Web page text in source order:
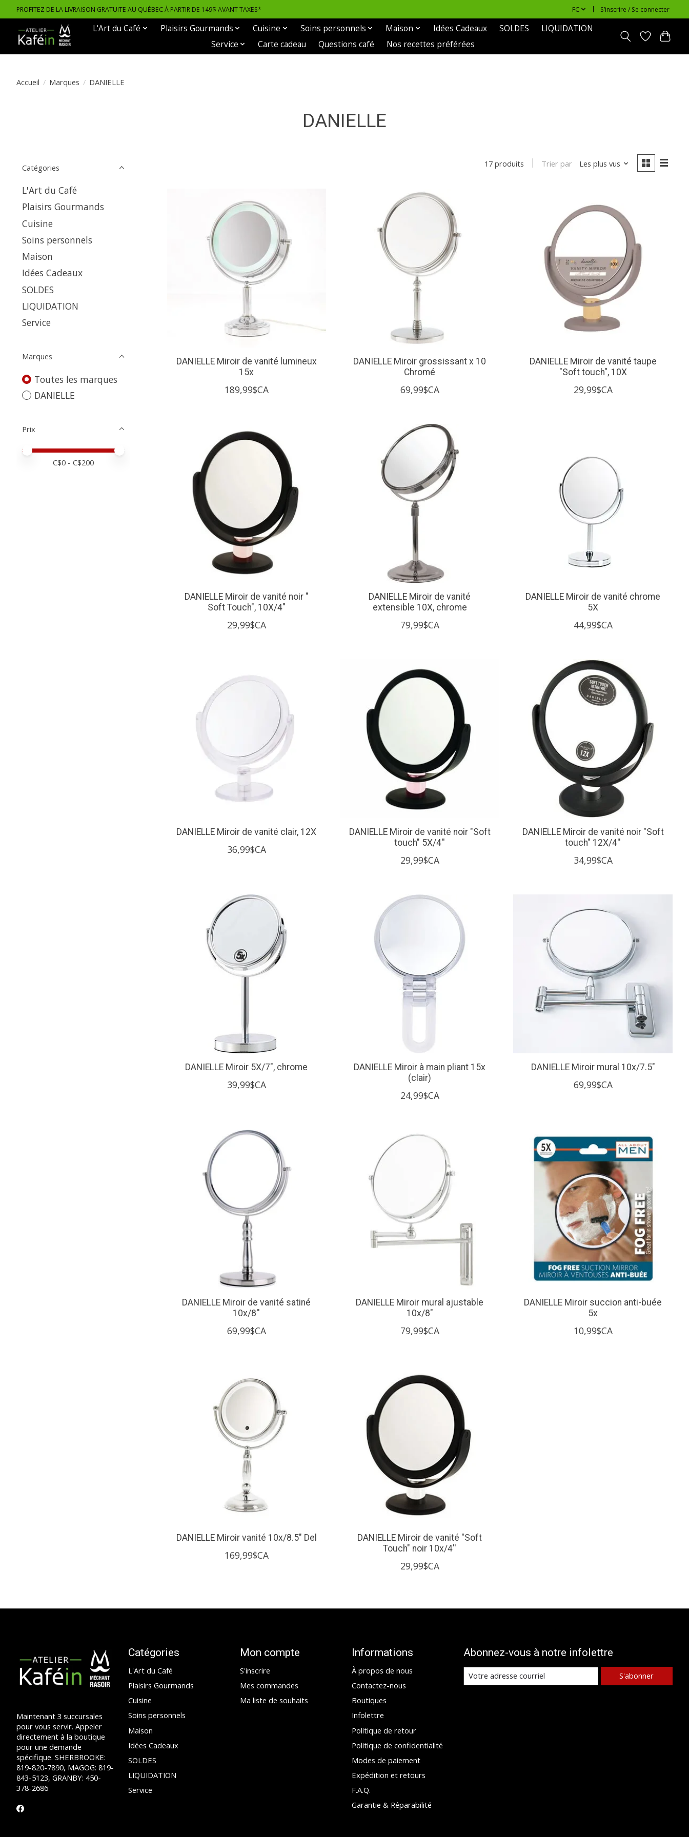
PROFITEZ DE LA LIVRAISON GRATUITE AU QUÉBEC À PARTIR DE 149$ AVANT TAXES* FC S’inscrire / Se connecter
L'Art du Café Plaisirs Gourmands Cuisine Soins personnels Maison Idées Cadeaux SOLDES
LIQUIDATION
Service
Carte cadeau Questions café Nos recettes préférées
Accueil / Marques / DANIELLE
DANIELLE
Catégories
L'Art du Café
Plaisirs Gourmands
Cuisine
Soins personnels
Maison
Idées Cadeaux
SOLDES
LIQUIDATION
Service
Marques
Toutes les marques
DANIELLE
Prix
Prix minimum
Price maximum value
C$0 - C$200
17 produits Trier par Les plus vus
DANIELLE Miroir de vanité lumineux
15x
189,99$CA
DANIELLE Miroir grossissant x 10
Chromé
69,99$CA
DANIELLE Miroir de vanité taupe
"Soft touch", 10X
29,99$CA
DANIELLE Miroir de vanité noir "
Soft Touch", 10X/4"
29,99$CA
DANIELLE Miroir de vanité
extensible 10X, chrome
79,99$CA
DANIELLE Miroir de vanité chrome
5X
44,99$CA
DANIELLE Miroir de vanité clair, 12X
36,99$CA
DANIELLE Miroir de vanité noir "Soft
touch" 5X/4''
29,99$CA
DANIELLE Miroir de vanité noir "Soft
touch" 12X/4''
34,99$CA
DANIELLE Miroir 5X/7", chrome
39,99$CA
DANIELLE Miroir à main pliant 15x
(clair)
24,99$CA
DANIELLE Miroir mural 10x/7.5"
69,99$CA
DANIELLE Miroir de vanité satiné
10x/8''
69,99$CA
DANIELLE Miroir mural ajustable
10x/8"
79,99$CA
DANIELLE Miroir succion anti-buée
5x
10,99$CA
DANIELLE Miroir vanité 10x/8.5" Del
169,99$CA
DANIELLE Miroir de vanité "Soft
Touch" noir 10x/4''
29,99$CA
Maintenant 3 succursales
pour vous servir. Appeler
directement à la boutique
pour une demande
spécifique. SHERBROOKE:
819-820-7890, MAGOG: 819-
843-5123, GRANBY: 450-
378-2686
Catégories
L'Art du Café
Plaisirs Gourmands
Cuisine
Soins personnels
Maison
Idées Cadeaux
SOLDES
LIQUIDATION
Service
Mon compte
S'inscrire
Mes commandes
Ma liste de souhaits
Informations
À propos de nous
Contactez-nous
Boutiques
Infolettre
Politique de retour
Politique de confidentialité
Modes de paiement
Expédition et retours
F.A.Q.
Garantie & Réparabilité
Abonnez-vous à notre infolettre
S'abonner